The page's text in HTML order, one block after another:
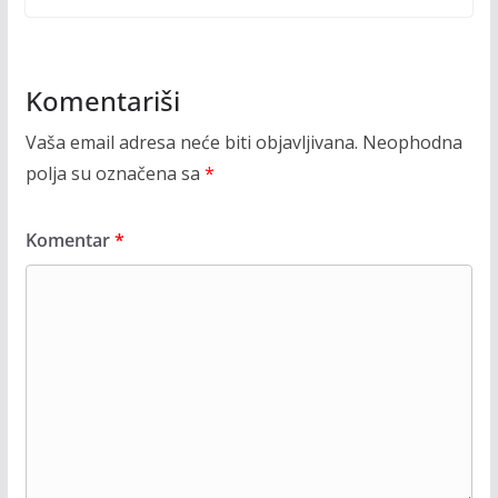
Komentariši
Vaša email adresa neće biti objavljivana. Neophodna
polja su označena sa *
Komentar*